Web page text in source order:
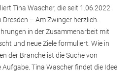
Tina Wascher, die seit 1.06.2022
– Am Zwinger herzlich.
in der Zusammenarbeit mit
und neue Ziele formuliert. Wie in
der Branche ist die Suche von
Tina Wascher findet die Idee